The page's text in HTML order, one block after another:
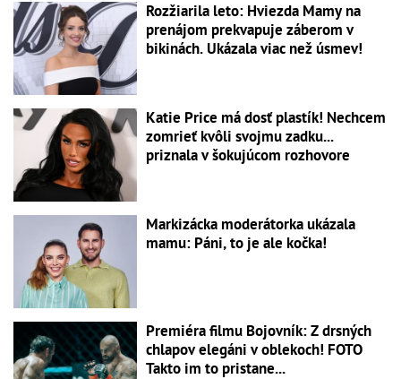
Rozžiarila leto: Hviezda Mamy na
prenájom prekvapuje záberom v
bikinách. Ukázala viac než úsmev!
Katie Price má dosť plastík! Nechcem
zomrieť kvôli svojmu zadku...
priznala v šokujúcom rozhovore
Markizácka moderátorka ukázala
mamu: Páni, to je ale kočka!
Premiéra filmu Bojovník: Z drsných
chlapov elegáni v oblekoch! FOTO
Takto im to pristane...